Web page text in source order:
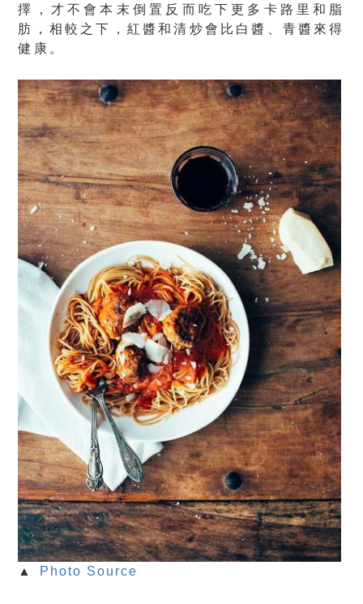
擇
，才不會本末倒置反而吃下更多卡路里和脂
肪，相較之下，紅醬和清炒會比白醬、青醬來得
健康。
▲ Photo Source